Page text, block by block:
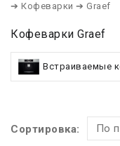
➔ Кофеварки ➔ Graef
Кофеварки Graef
Встраиваемые
Сортировка: По